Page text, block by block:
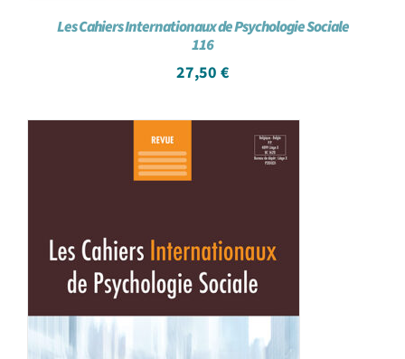
Les Cahiers Internationaux de Psychologie Sociale
116
27,50 €